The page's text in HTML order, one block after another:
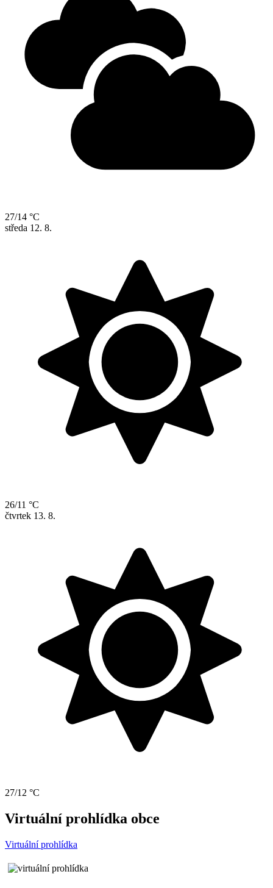
27/14 °C
středa 12. 8.
26/11 °C
čtvrtek 13. 8.
27/12 °C
Virtuální prohlídka obce
Virtuální prohlídka